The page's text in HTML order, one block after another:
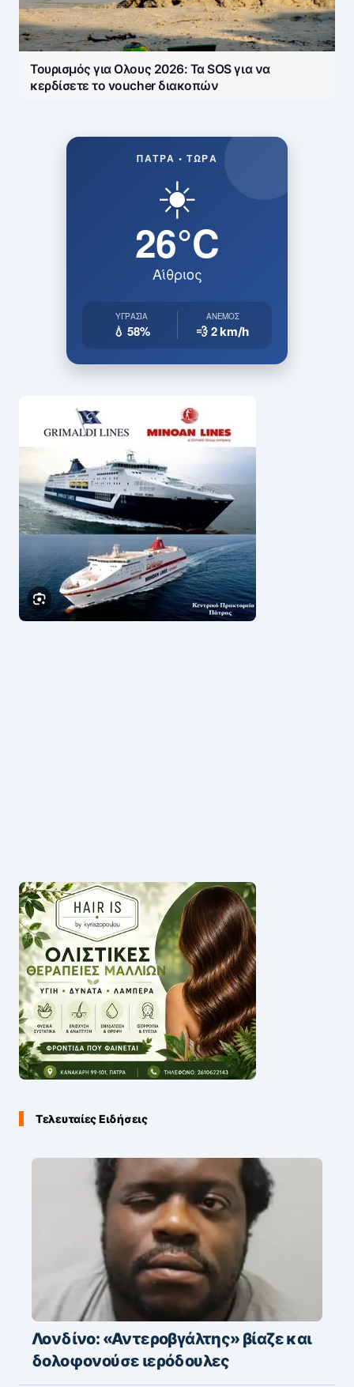
Τουρισμός για Ολους 2026: Τα SOS για να
κερδίσετε το voucher διακοπών
ΠΆΤΡΑ • ΤΏΡΑ
☀️
26°C
Αίθριος
ΥΓΡΑΣΊΑ
💧 58%
ΆΝΕΜΟΣ
💨 2km/h
Τελευταίες Ειδήσεις
Λονδίνο: «Αντεροβγάλτης» βίαζε και
δολοφονούσε ιερόδουλες